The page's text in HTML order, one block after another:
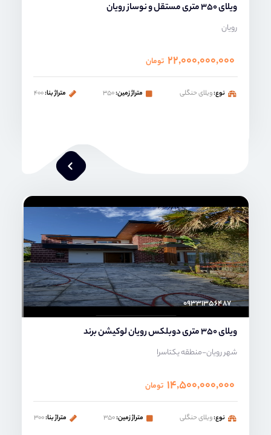
ویلای 350 متری مستقل و نوساز رویان
رویان
۲۲,۰۰۰,۰۰۰,۰۰۰ تومان
نوع:ویلای حنگلی متراژ زمین:۳۵۰ متراژ بنا:۴۰۰
امیر خدابنده
۰۹۳۳۱۳۵۶۴۸۷
ویلای 350 متری دوبلکس رویان لوکیشن برند
شهر رویان-منطقه یکتاسرا
۱۴,۵۰۰,۰۰۰,۰۰۰ تومان
نوع:ویلای حنگلی متراژ زمین:۳۵۰ متراژ بنا:۳۰۰